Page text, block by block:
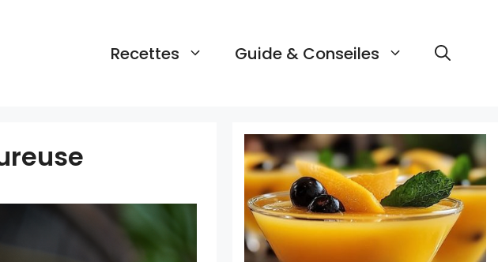
Recettes Guide & Conseiles